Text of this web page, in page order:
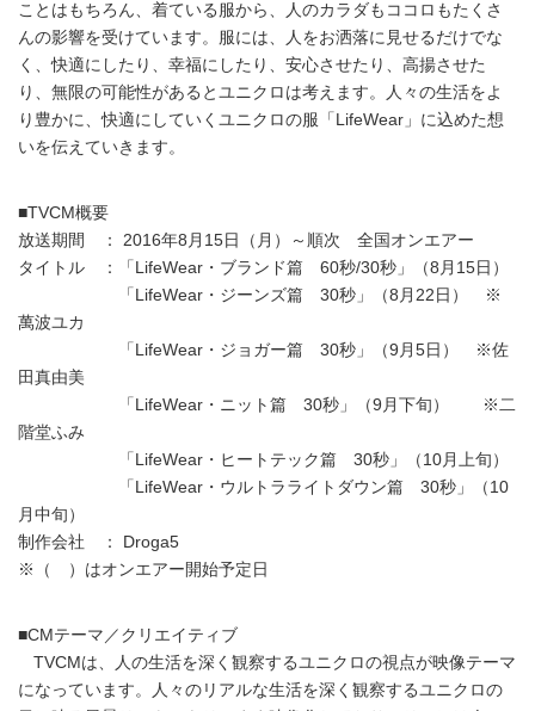
ことはもちろん、着ている服から、人のカラダもココロもたくさ
んの影響を受けています。服には、人をお洒落に見せるだけでな
く、快適にしたり、幸福にしたり、安心させたり、高揚させた
り、無限の可能性があるとユニクロは考えます。人々の生活をよ
り豊かに、快適にしていくユニクロの服「LifeWear」に込めた想
いを伝えていきます。
■TVCM概要
放送期間 ： 2016年8月15日（月）～順次 全国オンエアー
タイトル ：「LifeWear・ブランド篇 60秒/30秒」（8月15日）
「LifeWear・ジーンズ篇 30秒」（8月22日） ※
萬波ユカ
「LifeWear・ジョガー篇 30秒」（9月5日） ※佐
田真由美
「LifeWear・ニット篇 30秒」（9月下旬） ※二
階堂ふみ
「LifeWear・ヒートテック篇 30秒」（10月上旬）
「LifeWear・ウルトラライトダウン篇 30秒」（10
月中旬）
制作会社 ： Droga5
※（ ）はオンエアー開始予定日
■CMテーマ／クリエイティブ
TVCMは、人の生活を深く観察するユニクロの視点が映像テーマ
になっています。人々のリアルな生活を深く観察するユニクロの